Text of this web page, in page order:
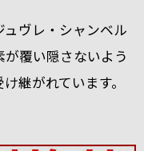
ヴレ・シャンベル
覆い隠さないよう
継がれています。